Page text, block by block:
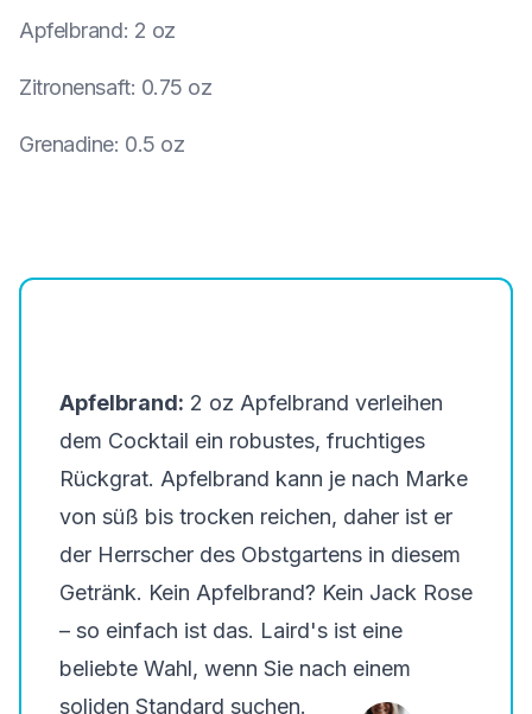
Apfelbrand: 2 oz
Zitronensaft: 0.75 oz
Grenadine: 0.5 oz
Apfelbrand: 2 oz Apfelbrand verleihen
dem Cocktail ein robustes, fruchtiges
Rückgrat. Apfelbrand kann je nach Marke
von süß bis trocken reichen, daher ist er
der Herrscher des Obstgartens in diesem
Getränk. Kein Apfelbrand? Kein Jack Rose
– so einfach ist das. Laird's ist eine
beliebte Wahl, wenn Sie nach einem
soliden Standard suchen.